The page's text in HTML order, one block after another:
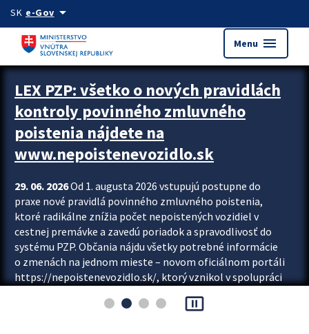
Preskocit na hlavný obsah
SK e-Govarrow_drop_down
Menu menu
Zastavit automatický posun upútavok
LEX PZP: všetko o nových pravidlách
kontroly povinného zmluvného
poistenia nájdete na
www.nepoistenevozidlo.sk
29. 06. 2026Od 1. augusta 2026 vstupujú postupne do
praxe nové pravidlá povinného zmluvného poistenia,
ktoré radikálne znížia počet nepoistených vozidiel v
cestnej premávke a zavedú poriadok a spravodlivosť do
systému PZP. Občania nájdu všetky potrebné informácie
o zmenách na jednom mieste – novom oficiálnom portáli
https://nepoistenevozidlo.sk/, ktorý vznikol v spolupráci
asociácie poisťovní (SLASPO) a Ministerstva vnútra SR.
pause_presentation